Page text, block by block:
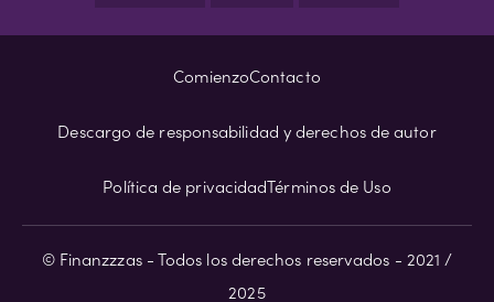
© Finanzzzas - Todos los derechos reservados - 2021 /
2025
ComienzoContacto
Descargo de responsabilidad y derechos de autor
Política de privacidadTérminos de Uso